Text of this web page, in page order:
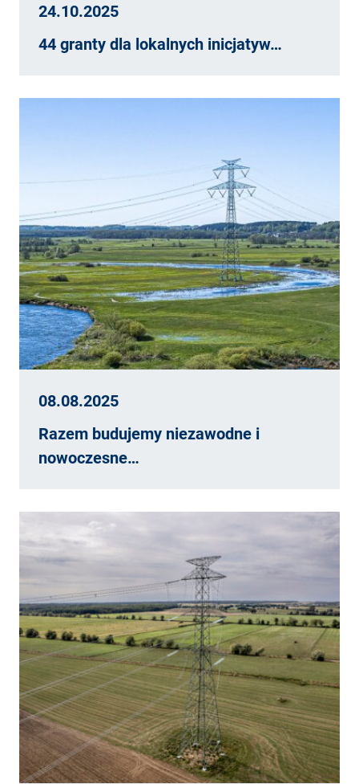
24.10.2025
44 granty dla lokalnych inicjatyw…
08.08.2025
Razem budujemy niezawodne i
nowoczesne…